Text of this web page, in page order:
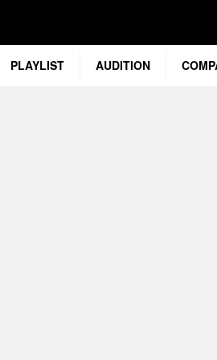
PLAYLIST AUDITION